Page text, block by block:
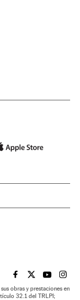
EL PAÍS BRASIL EN
EL PAÍSEL PAÍS
EL
obras y prestaciones en
32.1 del TRLPI;